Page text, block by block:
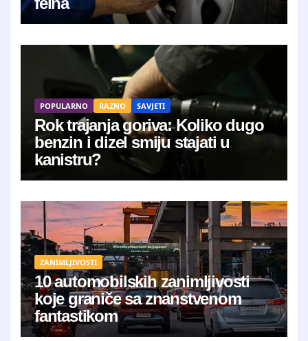
POPULARNO RAZNO SAVJETI
Rok trajanja goriva: Koliko dugo
benzin i dizel smiju stajati u
kanistru?
ZANIMLJIVOSTI
10 automobilskih zanimljivosti
koje graniče sa znanstvenom
fantastikom